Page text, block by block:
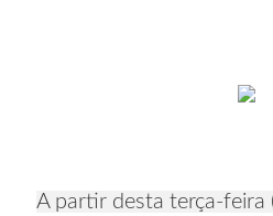
A partir desta terça-feira